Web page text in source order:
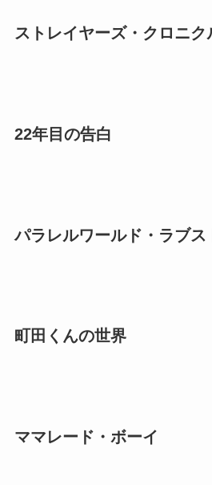
ストレイヤーズ・クロニク
22年目の告白
パラレルワールド・ラブス
町田くんの世界
ママレード・ボーイ